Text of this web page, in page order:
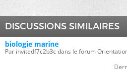
DISCUSSIONS SIMILAIRES
biologie marine
Par invitedf7c2b3c dans le forum